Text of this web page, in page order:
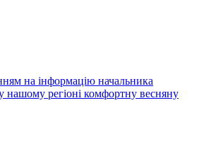
на інформацію начальника
нашому регіоні комфортну весняну